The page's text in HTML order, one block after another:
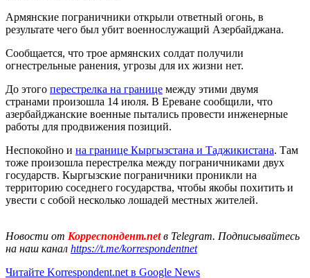
Армянские пограничники открыли ответный огонь, в
результате чего был убит военнослужащий Азербайджана.
Сообщается, что трое армянских солдат получили
огнестрельные ранения, угрозы для их жизни нет.
До этого перестрелка на границе между этими двумя
странами произошла 14 июля. В Ереване сообщили, что
азербайджанские военные пытались провести инженерные
работы для продвижения позиций.
Неспокойно и на границе Кыргызстана и Таджикистана. Там
тоже произошла перестрелка между пограничниками двух
государств. Кыргызские пограничники проникли на
территорию соседнего государства, чтобы якобы похитить и
увести с собой несколько лошадей местных жителей.
Новости от Корреспондент.netв Telegram. Подписывайтесь
на наш канал https://t.me/korrespondentnet
Читайте Korrespondent.net в Google News